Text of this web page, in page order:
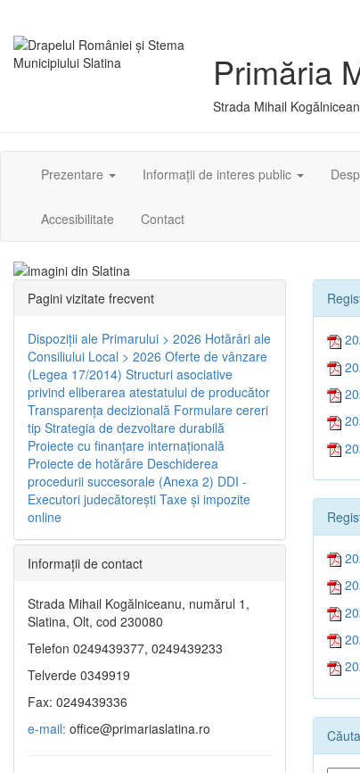
Primăria
Strada Mihail
Prezentare Informații de interes public
Accesibilitate Contact
Pagini vizitate frecvent
Dispoziţii ale Primarului > 2026 Hotărâri ale
Consiliului Local > 2026 Oferte de vânzare
(Legea 17/2014) Structuri asociative
privind eliberarea atestatului de producător
Transparenţa decizională Formulare cereri
tip Strategia de dezvoltare durabilă
Proiecte cu finanţare internaţională
Proiecte de hotărâre Deschiderea
procedurii succesorale (Anexa 2) DDI -
Executori judecătorești Taxe şi impozite
online
Informaţii de contact
Strada Mihail Kogălniceanu, numărul 1,
Slatina, Olt, cod 230080
Telefon 0249439377, 0249439233
Telverde 0349919
Fax: 0249439336
e-mail: office@primariaslatina.ro